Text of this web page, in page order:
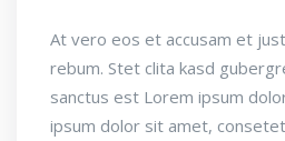
At vero eos et accusam et
rebum. Stet clita kasd
sanctus est Lorem ipsum
ipsum dolor sit amet,